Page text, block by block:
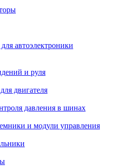
автоэлектроники
и руля
двигателя
давления в шинах
и модули управления